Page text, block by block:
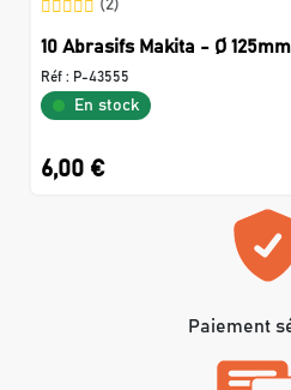
(2)
10 Abrasifs Makita - Ø
Réf : P-43555
En stock
6,00 €
Paiement